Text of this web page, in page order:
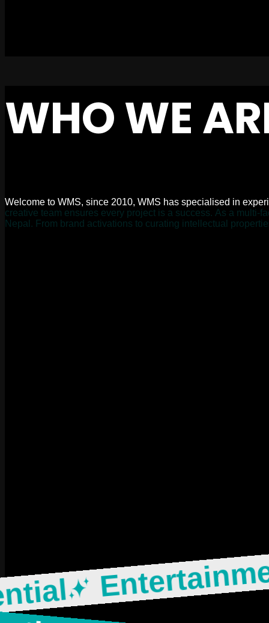
WHOWE
We come to WMS, since 2010, WMS has specia ised in experi
creative team ensures every project is a success. As a mu ti-fa
N epa . From brand activations to curating inte ectua propertie